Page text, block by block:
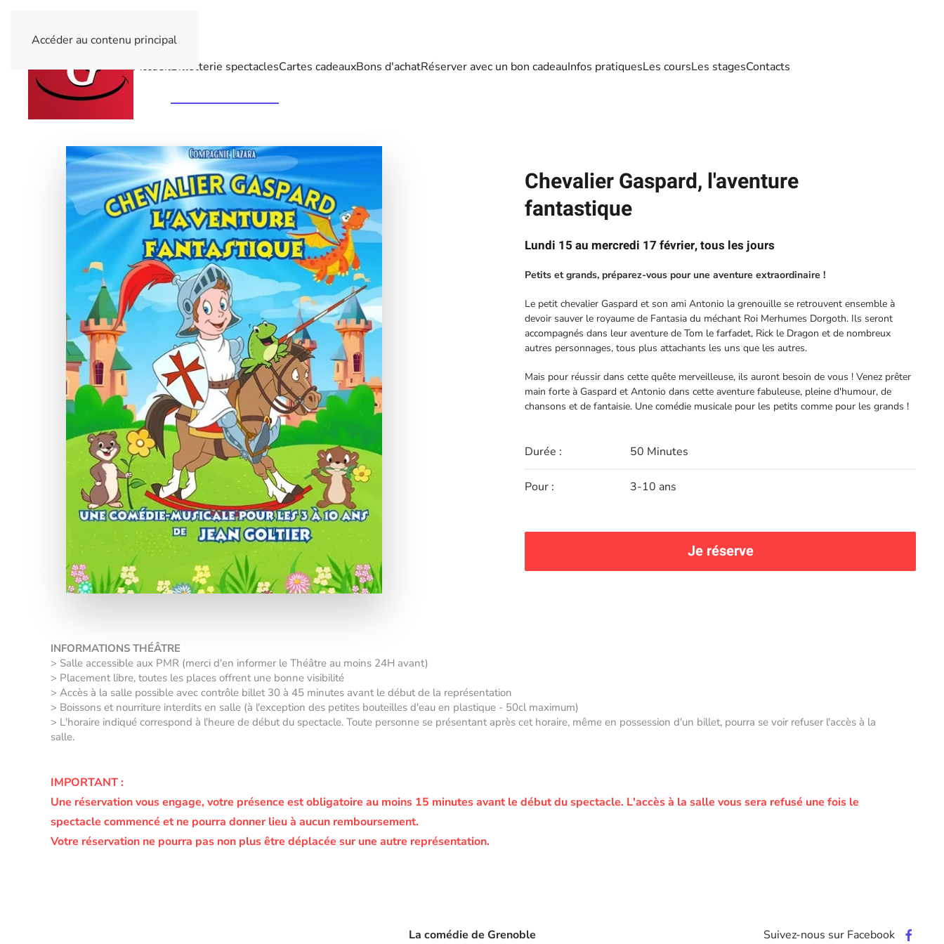
Accéder au contenu principal
AccueilBilletterie spectaclesCartes cadeauxBons d'achatRéserver avec un bon cadeauInfos pratiquesLes coursLes stagesContacts
Chevalier Gaspard, l'aventure
fantastique
Lundi 15 au mercredi 17 février, tous les jours
Petits et grands, préparez-vous pour une aventure extraordinaire !
Le petit chevalier Gaspard et son ami Antonio la grenouille se retrouvent ensemble à
devoir sauver le royaume de Fantasia du méchant Roi Merhumes Dorgoth. Ils seront
accompagnés dans leur aventure de Tom le farfadet, Rick le Dragon et de nombreux
autres personnages, tous plus attachants les uns que les autres.
Mais pour réussir dans cette quête merveilleuse, ils auront besoin de vous ! Venez prêter
main forte à Gaspard et Antonio dans cette aventure fabuleuse, pleine d'humour, de
chansons et de fantaisie. Une comédie musicale pour les petits comme pour les grands !
Durée : 50 Minutes
Pour : 3-10 ans
Je réserve
INFORMATIONS THÉÂTRE
> Salle accessible aux PMR (merci d'en informer le Théâtre au moins 24H avant)
> Placement libre, toutes les places offrent une bonne visibilité
> Accès à la salle possible avec contrôle billet 30 à 45 minutes avant le début de la représentation
> Boissons et nourriture interdits en salle (à l'exception des petites bouteilles d'eau en plastique - 50cl maximum)
> L'horaire indiqué correspond à l'heure de début du spectacle. Toute personne se présentant après cet horaire, même en possession d'un billet, pourra se voir refuser l'accès à la
salle.
IMPORTANT :
Une réservation vous engage, votre présence est obligatoire au moins 15 minutes avant le début du spectacle. L'accès à la salle vous sera refusé une fois le
spectacle commencé et ne pourra donner lieu à aucun remboursement.
Votre réservation ne pourra pas non plus être déplacée sur une autre représentation.
La comédie de Grenoble Suivez-nous sur Facebook